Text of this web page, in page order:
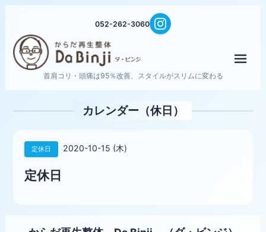
052-262-3060
首肩コリ・頭痛は95％改善、スタイルがスリムに変わる
カレンダー（休日）
定休日 2020-10-15 (木)
定休日